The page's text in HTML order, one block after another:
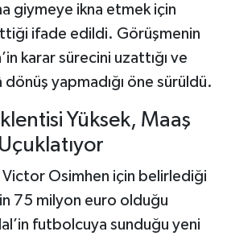
giymeye ikna etmek için
ifade edildi. Görüşmenin
karar sürecini uzattığı ve
dönüş yapmadığı öne sürüldü.
Yüksek, Maaş
Osimhen için belirlediği
75 milyon euro olduğu
futbolcuya sunduğu yeni